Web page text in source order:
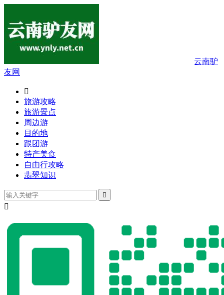
云南驴
友网

旅游攻略
旅游景点
周边游
目的地
跟团游
特产美食
自由行攻略
翡翠知识

